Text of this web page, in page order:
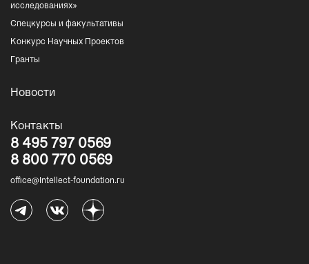
исследованиях»
Спецкурсы и факультативы
Конкурс Научных Проектов
Гранты
Новости
Контакты
8 495 797 0569
8 800 770 0569
office@Intellect-foundation.ru